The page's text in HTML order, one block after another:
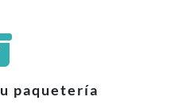
paquetería